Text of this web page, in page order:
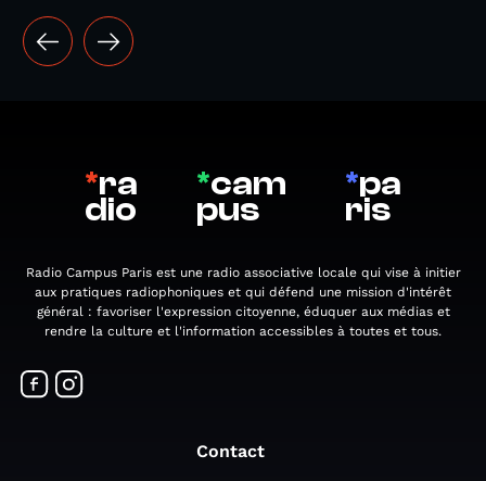
*ra
dio
*cam
pus
*pa
ris
Radio Campus Paris est une radio associative locale qui vise à initier
aux pratiques radiophoniques et qui défend une mission d'intérêt
général : favoriser l'expression citoyenne, éduquer aux médias et
rendre la culture et l'information accessibles à toutes et tous.
Contact